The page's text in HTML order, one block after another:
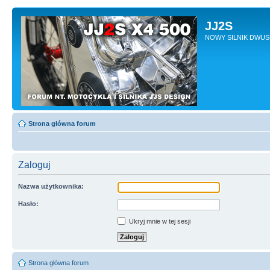
JJ2S
NOWY SILNIK
Strona główna forum
Zaloguj
Nazwa użytkownika:
Hasło:
Ukryj mnie w tej sesji
Strona główna forum